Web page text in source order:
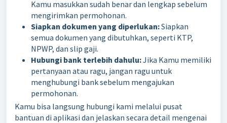
Kamu masukkan sudah benar dan lengkap sebelum
mengirimkan permohonan.
Siapkan dokumen yang diperlukan:Siapkan
semua dokumen yang dibutuhkan, seperti KTP,
NPWP, dan slip gaji.
Hubungi bank terlebih dahulu:Jika Kamu memiliki
pertanyaan atau ragu, jangan ragu untuk
menghubungi bank sebelum mengajukan
permohonan.
Kamu bisa langsung hubungi kami melalui pusat
bantuan di aplikasi dan jelaskan secara detail mengenai